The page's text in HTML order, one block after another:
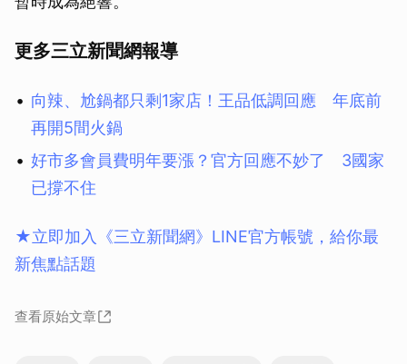
更多三立新聞網報導
向辣、尬鍋都只剩1家店！王品低調回應 年底前
再開5間火鍋
好市多會員費明年要漲？官方回應不妙了 3國家
已撐不住
★立即加入《三立新聞網》LINE官方帳號，給你最
新焦點話題
查看原始文章